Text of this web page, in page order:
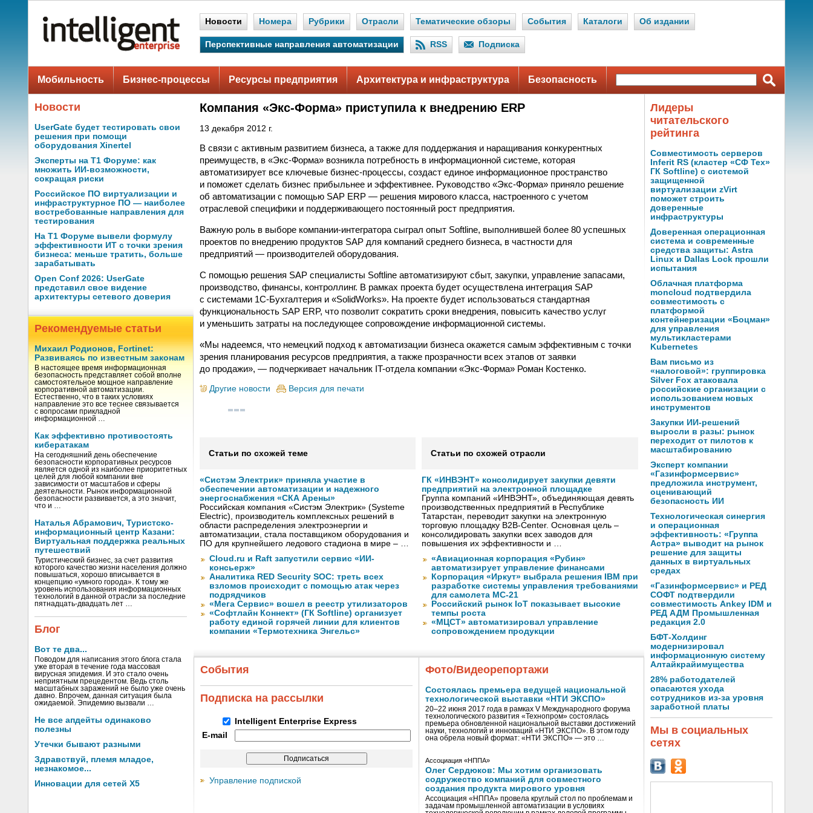
Новости Номера Рубрики Отрасли Тематические обзоры События Каталоги Об издании
Перспективные направления автоматизации RSS Подписка
Мобильность Бизнес-процессы Ресурсы предприятия Архитектура и инфраструктура Безопасность
Новости
UserGate будет тестировать свои
решения при помощи
оборудования Xinertel
Эксперты на Т1 Форуме: как
множить ИИ-возможности,
сокращая риски
Российское ПО виртуализации и
инфраструктурное ПО — наиболее
востребованные направления для
тестирования
На Т1 Форуме вывели формулу
эффективности ИТ с точки зрения
бизнеса: меньше тратить, больше
зарабатывать
Open Conf 2026: UserGate
представил свое видение
архитектуры сетевого доверия
Рекомендуемые статьи
Михаил Родионов, Fortinet:
Развиваясь по известным законам
В настоящее время информационная
безопасность представляет собой вполне
самостоятельное мощное направление
корпоративной автоматизации.
Естественно, что в таких условиях
направление это все теснее связывается
с вопросами прикладной
информационной …
Как эффективно противостоять
кибератакам
На сегодняшний день обеспечение
безопасности корпоративных ресурсов
является одной из наиболее приоритетных
целей для любой компании вне
зависимости от масштабов и сферы
деятельности. Рынок информационной
безопасности развивается, а это значит,
что и …
Наталья Абрамович, Туристско-
информационный центр Казани:
Виртуальная поддержка реальных
путешествий
Туристический бизнес, за счет развития
которого качество жизни населения должно
повышаться, хорошо вписывается в
концепцию «умного города». К тому же
уровень использования информационных
технологий в данной отрасли за последние
пятнадцать-двадцать лет …
Блог
Вот те два...
Поводом для написания этого блога стала
уже вторая в течение года массовая
вирусная эпидемия. И это стало очень
неприятным прецедентом. Ведь столь
масштабных заражений не было уже очень
давно. Впрочем, данная ситуация была
ожидаемой. Эпидемию вызвали …
Не все апдейты одинаково
полезны
Утечки бывают разными
Здравствуй, племя младое,
незнакомое...
Инновации для сетей X5
Компания «Экс-Форма» приступила к внедрению ERP
13 декабря 2012 г.
В связи с активным развитием бизнеса, а также для поддержания и наращивания конкурентных
преимуществ, в «Экс-Форма» возникла потребность в информационной системе, которая
автоматизирует все ключевые бизнес-процессы, создаст единое информационное пространство
и поможет сделать бизнес прибыльнее и эффективнее. Руководство «Экс-Форма» приняло решение
об автоматизации с помощью SAP ERP — решения мирового класса, настроенного с учетом
отраслевой специфики и поддерживающего постоянный рост предприятия.
Важную роль в выборе компании-интегратора сыграл опыт Softline, выполнившей более 80 успешных
проектов по внедрению продуктов SAP для компаний среднего бизнеса, в частности для
предприятий — производителей оборудования.
С помощью решения SAP специалисты Softline автоматизируют сбыт, закупки, управление запасами,
производство, финансы, контроллинг. В рамках проекта будет осуществлена интеграция SAP
с системами 1С-Бухгалтерия и «SolidWorks». На проекте будет использоваться стандартная
функциональность SAP ERP, что позволит сократить сроки внедрения, повысить качество услуг
и уменьшить затраты на последующее сопровождение информационной системы.
«Мы надеемся, что немецкий подход к автоматизации бизнеса окажется самым эффективным с точки
зрения планирования ресурсов предприятия, а также прозрачности всех этапов от заявки
до продажи», — подчеркивает начальник IT-отдела компании «Экс-Форма» Роман Костенко.
Другие новости Версия для печати
Статьи по схожей теме
«Систэм Электрик» приняла участие в
обеспечении автоматизации и надежного
энергоснабжения «СКА Арены»
Российская компания «Систэм Электрик» (Systeme
Electric), производитель комплексных решений в
области распределения электроэнергии и
автоматизации, стала поставщиком оборудования и
ПО для крупнейшего ледового стадиона в мире – …
Cloud.ru и Raft запустили сервис «ИИ-
консьерж»
Аналитика RED Security SOC: треть всех
взломов происходит с помощью атак через
подрядчиков
«Мега Сервис» вошел в реестр утилизаторов
«Софтлайн Коннект» (ГК Softline) организует
работу единой горячей линии для клиентов
компании «Термотехника Энгельс»
Статьи по схожей отрасли
ГК «ИНВЭНТ» консолидирует закупки девяти
предприятий на электронной площадке
Группа компаний «ИНВЭНТ», объединяющая девять
производственных предприятий в Республике
Татарстан, переводит закупки на электронную
торговую площадку B2B-Center. Основная цель –
консолидировать закупки всех заводов для
повышения их эффективности и …
«Авиационная корпорация «Рубин»
автоматизирует управление финансами
Корпорация «Иркут» выбрала решения IBM при
разработке системы управления требованиями
для самолета МС-21
Российский рынок IoT показывает высокие
темпы роста
«МЦСТ» автоматизировал управление
сопровождением продукции
События
Подписка на рассылки
Intelligent Enterprise Express
E-mail
Управление подпиской
Фото/Видеорепортажи
Состоялась премьера ведущей национальной
технологической выставки «НТИ ЭКСПО»
20–22 июня 2017 года в рамках V Международного форума
технологического развития «Технопром» состоялась
премьера обновленной национальной выставки достижений
науки, технологий и инноваций «НТИ ЭКСПО». В этом году
она обрела новый формат: «НТИ ЭКСПО» — это …
Ассоциация «НППА»
Олег Сердюков: Мы хотим организовать
содружество компаний для совместного
создания продукта мирового уровня
Ассоциация «НППА» провела круглый стол по проблемам и
задачам промышленной автоматизации в условиях
Лидеры
читательского
рейтинга
Совместимость серверов
Inferit RS (кластер «СФ Тех»
ГК Softline) с системой
защищенной
виртуализации zVirt
поможет строить
доверенные
инфраструктуры
Доверенная операционная
система и современные
средства защиты: Astra
Linux и Dallas Lock прошли
испытания
Облачная платформа
moncloud подтвердила
совместимость с
платформой
контейнеризации «Боцман»
для управления
мультикластерами
Kubernetes
Вам письмо из
«налоговой»: группировка
Silver Fox атаковала
российские организации с
использованием новых
инструментов
Закупки ИИ-решений
выросли в разы: рынок
переходит от пилотов к
масштабированию
Эксперт компании
«Газинформсервис»
предложила инструмент,
оценивающий
безопасность ИИ
Технологическая синергия
и операционная
эффективность: «Группа
Астра» выводит на рынок
решение для защиты
данных в виртуальных
средах
«Газинформсервис» и РЕД
СОФТ подтвердили
совместимость Ankey IDM и
РЕД АДМ Промышленная
редакция 2.0
БФТ-Холдинг
модернизировал
информационную систему
Алтайкрайимущества
28% работодателей
опасаются ухода
сотрудников из-за уровня
заработной платы
Мы в социальных
сетях